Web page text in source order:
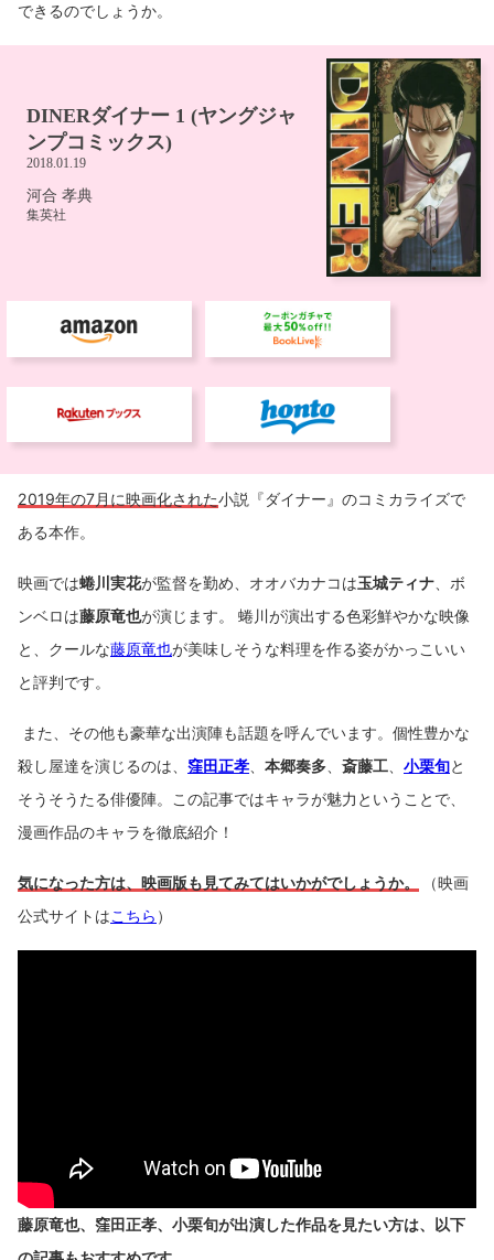
できるのでしょうか。
2019年の7月に映画化された小説『ダイナー』のコミカライズで
ある本作。
映画では蜷川実花が監督を勤め、オオバカナコは玉城ティナ 、ボ
ンベロは藤原竜也が演じます。 蜷川が演出する色彩鮮やかな映像
と、クールな藤原竜也が美味しそうな料理を作る姿がかっこいい
と評判です。
また、その他も豪華な出演陣も話題を呼んでいます。個性豊かな
殺し屋達を演じるのは、 窪田正孝 本郷奏多 斎藤工 小栗旬と
そうそうたる俳優陣。この記事ではキャラが魅力ということで、
漫画作品のキャラを徹底紹介！
気になった方は、映画版も見てみてはいかがでしょうか。
（映画
公式サイトはこちら ）
藤原竜也、窪田正孝、小栗旬が出演した作品を見たい方は、以下